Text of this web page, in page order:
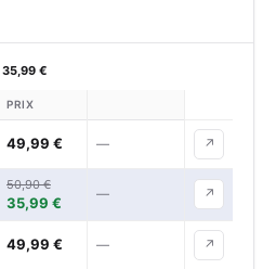
35,99 €
PRIX
49,99 € — ↗
50,90 €
35,99 €
— ↗
49,99 € — ↗